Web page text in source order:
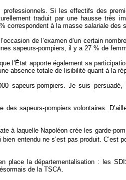
Si les effectifs des
traduit par une hausse très
à la masse salariale des
de l’examen d’un certain
sapeurs-pompiers, il y a 27 % de
l’État apporte également sa
absence totale de lisibilité quant à la
sapeurs-pompiers. Je suis persuadé,
des sapeurs-pompiers volontaires.
à laquelle Napoléon crée les garde-
entendu ne s’est pas produit. C’est
la départementalisation : les
de la TSCA.